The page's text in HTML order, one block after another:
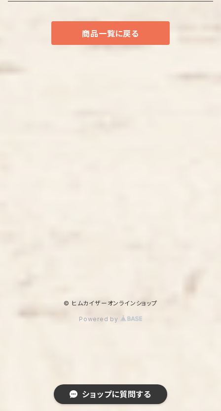
ショップに質問する
商品一覧に戻る
© ヒムカイザーオンラインショップ
Powered by